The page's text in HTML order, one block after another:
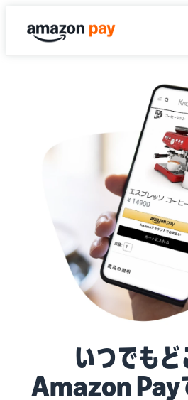
いつでもど
Amazon Pay